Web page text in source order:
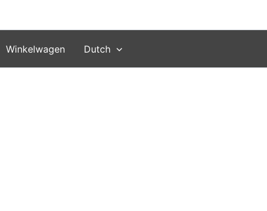
Winkelwagen Dutch